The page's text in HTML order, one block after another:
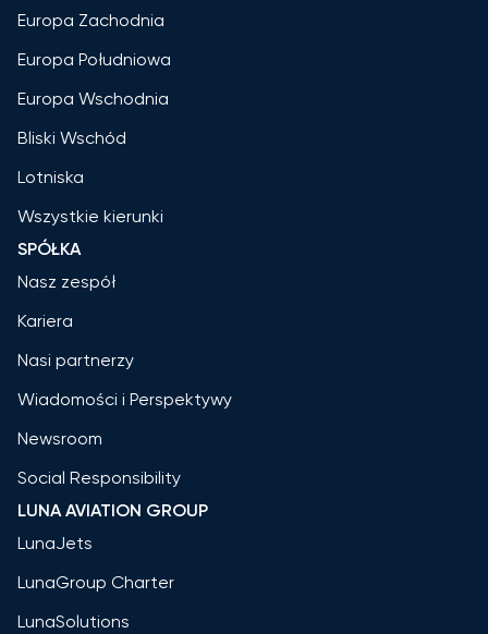
Europa Zachodnia
Europa Południowa
Europa Wschodnia
Bliski Wschód
Lotniska
Wszystkie kierunki
SPÓŁKA
Nasz zespół
Kariera
Nasi partnerzy
Wiadomości i Perspektywy
Newsroom
Social Responsibility
LUNA AVIATION GROUP
LunaJets
LunaGroup Charter
LunaSolutions